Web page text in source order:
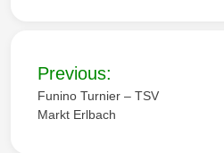
B
e
i
Previous:
Funino Turnier – TSV
Markt Erlbach